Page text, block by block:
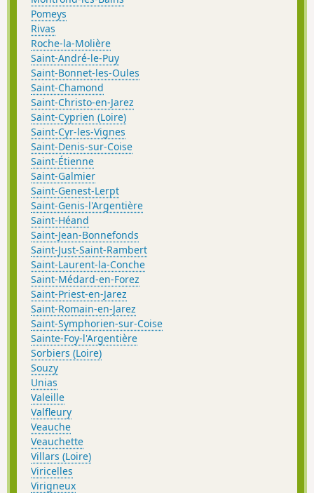
Pomeys
Rivas
Roche-la-Molière
Saint-André-le-Puy
Saint-Bonnet-les-Oules
Saint-Chamond
Saint-Christo-en-Jarez
Saint-Cyprien (Loire)
Saint-Cyr-les-Vignes
Saint-Denis-sur-Coise
Saint-Étienne
Saint-Galmier
Saint-Genest-Lerpt
Saint-Genis-l'Argentière
Saint-Héand
Saint-Jean-Bonnefonds
Saint-Just-Saint-Rambert
Saint-Laurent-la-Conche
Saint-Médard-en-Forez
Saint-Priest-en-Jarez
Saint-Romain-en-Jarez
Saint-Symphorien-sur-Coise
Sainte-Foy-l'Argentière
Sorbiers (Loire)
Souzy
Unias
Valeille
Valfleury
Veauche
Veauchette
Villars (Loire)
Viricelles
Virigneux